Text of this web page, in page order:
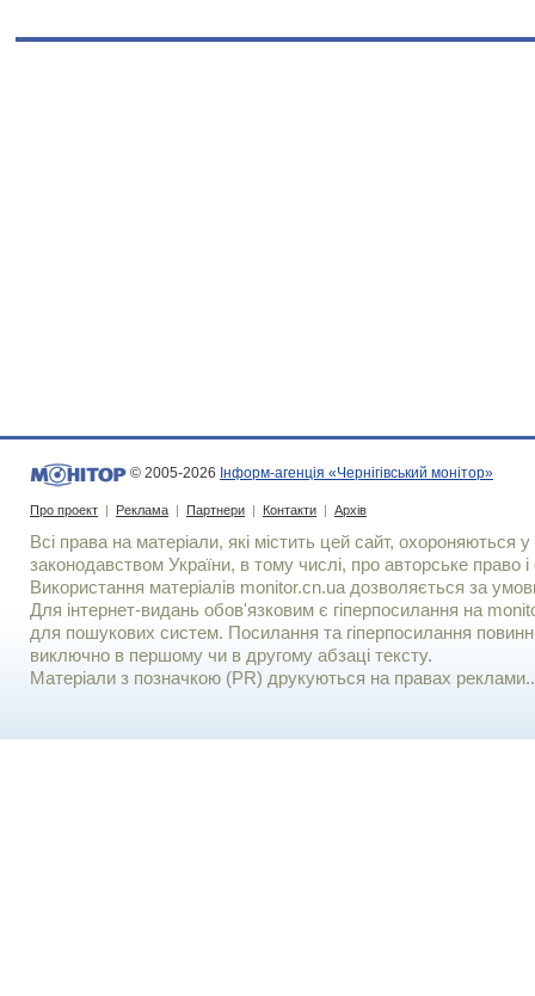
© 2005-2026 Інформ-агенція «Чернігівський монітор»
Про проект | Реклама | Партнери | Контакти | Архів
Всі права на матеріали, які містить цей сайт, охороняються у
законодавством України, в тому числі, про авторське право і
Використання матерiалiв monitor.cn.ua дозволяється за
Для iнтернет-видань обов'язковим є гiперпосилання на
для пошукових систем. Посилання та гіперпосилання
виключно в першому чи в другому абзаці тексту.
Матеріали з позначкою (PR) друкуються на правах реклами..